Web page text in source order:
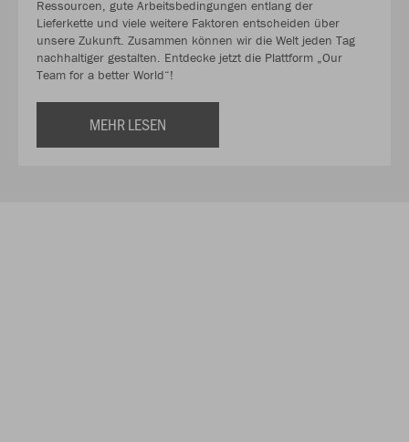
Ressourcen, gute Arbeitsbedingungen entlang der
Lieferkette und viele weitere Faktoren entscheiden über
unsere Zukunft. Zusammen können wir die Welt jeden Tag
nachhaltiger gestalten. Entdecke jetzt die Plattform „Our
Team for a better World“!
MEHR LESEN